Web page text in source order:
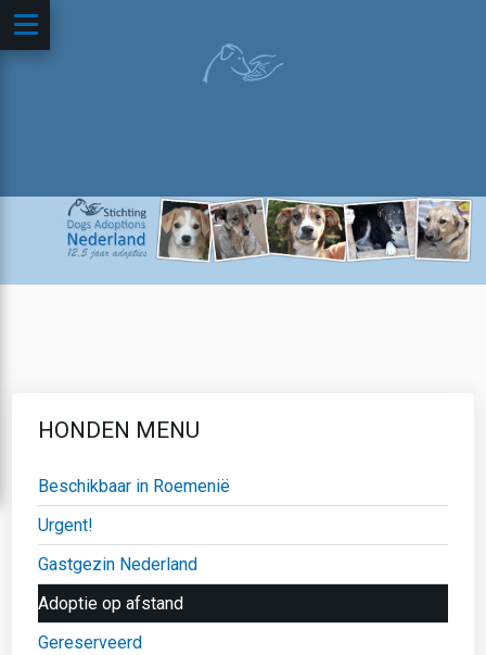
HONDEN MENU
Beschikbaar in Roemenië
Urgent!
Gastgezin Nederland
Adoptie op afstand
Gereserveerd